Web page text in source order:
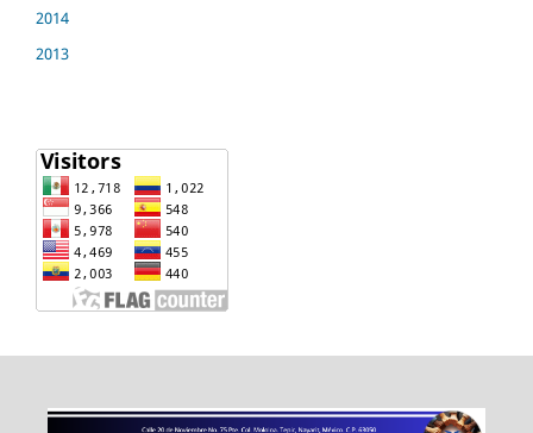
2014
2013